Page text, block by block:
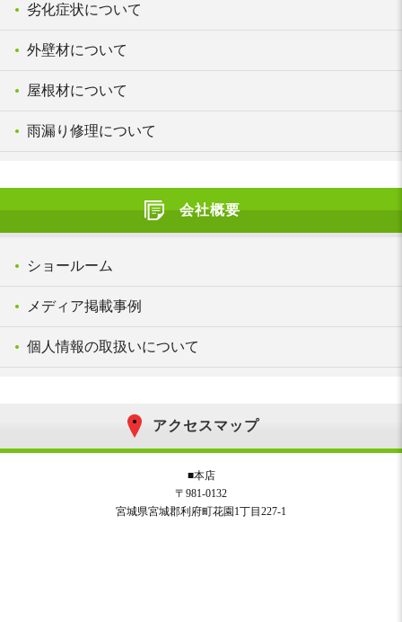
劣化症状について
外壁材について
屋根材について
雨漏り修理について
会社概要
ショールーム
メディア掲載事例
個人情報の取扱いについて
アクセスマップ
■本店
〒981-0132
宮城県宮城郡利府町花園1丁目227-1